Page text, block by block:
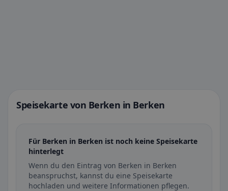
Speisekarte von Berken in Berken
Für Berken in Berken ist noch keine Speisekarte
hinterlegt
Wenn du den Eintrag von Berken in Berken
beanspruchst, kannst du eine Speisekarte
hochladen und weitere Informationen pflegen.